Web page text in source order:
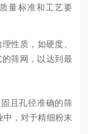
量标准和工艺要
性质，如硬度、
筛网，以达到最
且孔径准确的筛
中，对于精细粉末